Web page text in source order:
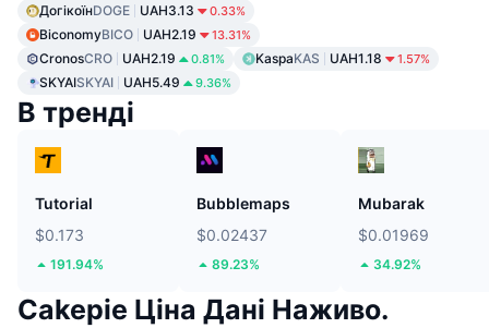
ДогікоїнDOGE UAH3.13 0.33%
BiconomyBICO UAH2.19 13.31%
CronosCRO UAH2.19 0.81% KaspaKAS UAH1.18 1.57%
SKYAISKYAI UAH5.49 9.36%
В тренді
Tutorial
$0.173
191.94%
Bubblemaps
$0.02437
89.23%
Mubarak
$0.01969
34.92%
Cakepie Ціна Дані Наживо.